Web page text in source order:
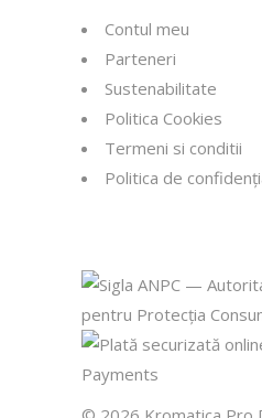
Contul meu
Parteneri
Sustenabilitate
Politica Cookies
Termeni si conditii
Politica de